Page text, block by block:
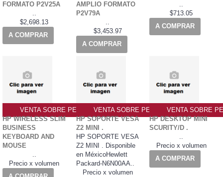
FORMATO P2V25A
..
$2,698.13
A COMPRAR
AMPLIO FORMATO
P2V79A
..
$3,453.97
A COMPRAR
..
$713.05
A COMPRAR
VENTA SOBRE PEDIDO PO
HP WIRELESS SLIM
BUSINESS
KEYBOARD AND
MOUSE
..
Precio x volumen
VENTA SOBRE PEDIDO PO
HP SOPORTE VESA
Z2 MINI .
HP SOPORTE VESA
Z2 MINI . Disponible
en MéxicoHewlett
Packard-N6N00AA..
Precio x volumen
VENTA SOBRE
HP DESKTOP MINI
SCURITY/D .
..
Precio x volumen
A COMPRAR